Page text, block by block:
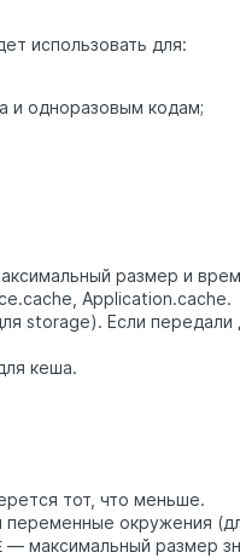
использовать для:
и одноразовым кодам;
размер и
Application.cache.
storage). Если
кеша.
тот, что меньше.
окружения
— максимальный размер